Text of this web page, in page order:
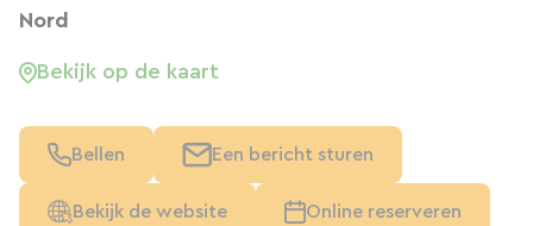
Nord
Bekijk op de kaart
Bellen Een bericht sturen
Bekijk de website Online reserveren